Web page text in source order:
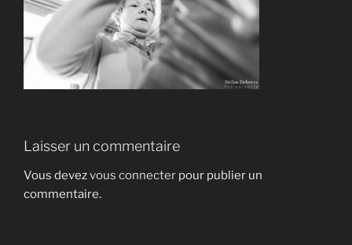
Laisser un commentaire
Vous devezvous connecter pour publier un
commentaire.